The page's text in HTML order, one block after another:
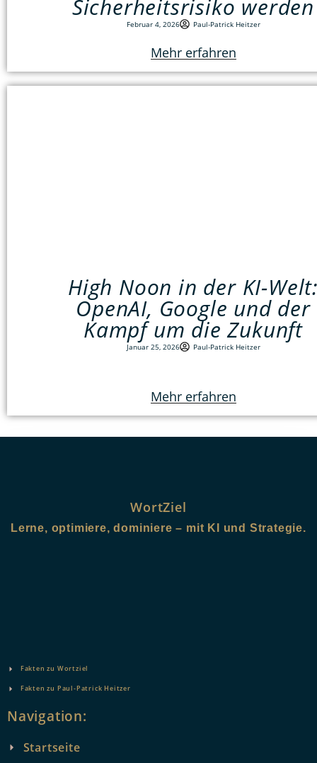
Sicherheitsrisiko werden
Februar 4, 2026 Paul-Patrick Heitzer
Mehr erfahren
High Noon in der KI-
OpenAI, Google und der
Kampf um die Zukunft
Januar 25, 2026 Paul-Patrick Heitzer
Mehr erfahren
WortZiel
Lerne, optimiere, dominiere – mit KI und Strategie.
Fakten zu Wortziel
Fakten zu Paul-Patrick Heitzer
Navigation:
Startseite